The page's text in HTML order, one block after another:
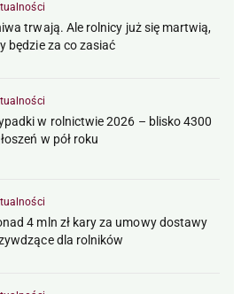
trwają. Ale rolnicy już się martwią,
będzie za co zasiać
w rolnictwie 2026 – blisko 4300
w pół roku
4 mln zł kary za umowy dostawy
dla rolników